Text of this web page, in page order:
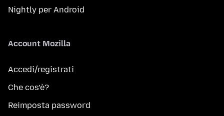
Nightly per Android
Account Mozilla
Accedi/registrati
Che cos’è?
Reimposta password